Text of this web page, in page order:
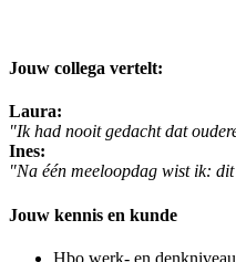
Jouw collega vertelt:
Laura:
"Ik had nooit gedacht dat
Ines:
"Na één meeloopdag wist ik:
Jouw kennis en kunde
Hbo werk- en